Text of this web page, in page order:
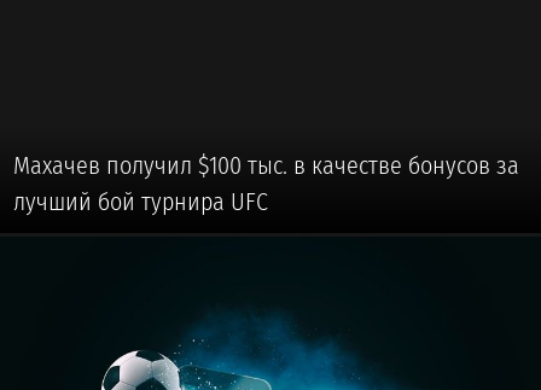
Махачев получил $100 тыс. в качестве бонусов за
лучший бой турнира UFC
⚽ #ФУТБОЛ